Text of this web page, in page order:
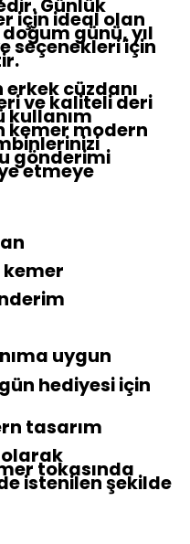
Günlük
için ideal olan
günü, yıl
seçenekleri için
cüzdanı
ve kaliteli deri
kullanım
kemer modern
gönderimi
etmeye
kemer
uygun
hediyesi için
tasarım
olarak
tokasında
istenilen şekilde